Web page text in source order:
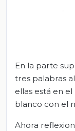
En la parte
tres palabras
ellas está en
blanco con el
Ahora